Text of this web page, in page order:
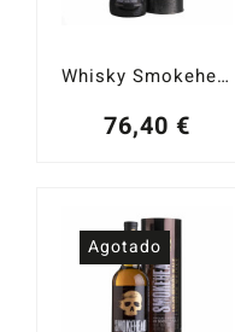
Whisky Smokehead Sherry Finish Islay Single Malt 48%
76,40 €
Agotado